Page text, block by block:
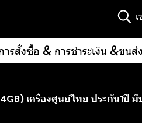
ารสั่งซื้อ & การชำระเงิน &ขนส่ง
เครื่องศูนย์ไทย ประกัน1ปี มี